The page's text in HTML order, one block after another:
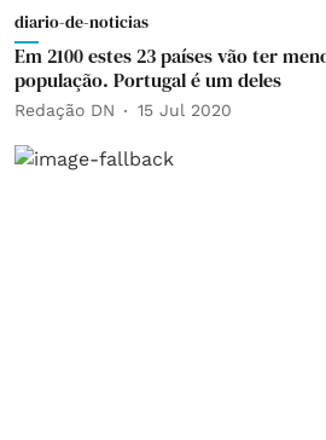
diario-de-noticias
Em 2100 estes 23 países vão ter
população. Portugal é um deles
Redação DN 15 Jul 2020